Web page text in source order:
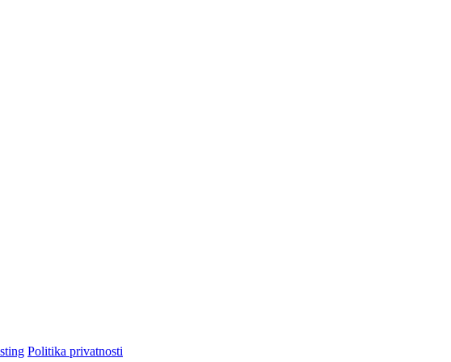
Politika privatnosti